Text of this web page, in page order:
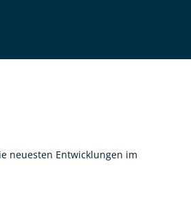
neuesten Entwicklungen im